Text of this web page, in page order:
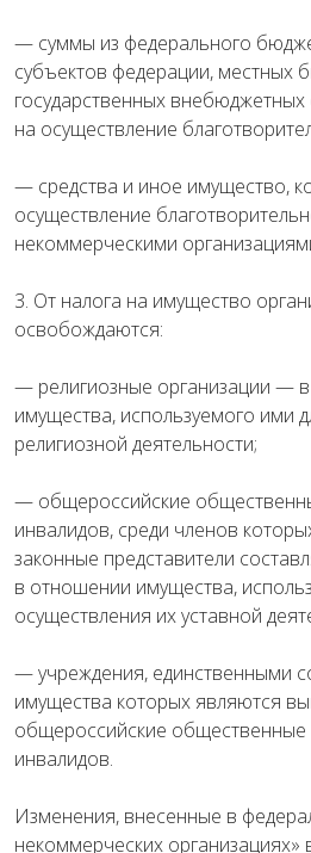
— суммы из федерального
субъектов федерации, местных
государственных
на осуществление
— средства и иное имущество,
осуществление
некоммерческими
3. От налога на имущество
освобождаются:
— религиозные организации —
имущества, используемого ими
религиозной деятельности;
— общероссийские
инвалидов, среди членов
законные представители
в отношении имущества,
осуществления их уставной
— учреждения, единственными
имущества которых являются
общероссийские общественные
инвалидов.
Изменения, внесенные в
некоммерческих организациях»